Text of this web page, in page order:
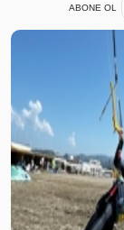
ABONE OL